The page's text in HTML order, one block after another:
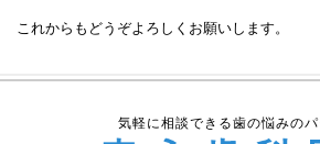
これからもどうぞよろしくお願いします。
気軽に相談できる歯の悩みの